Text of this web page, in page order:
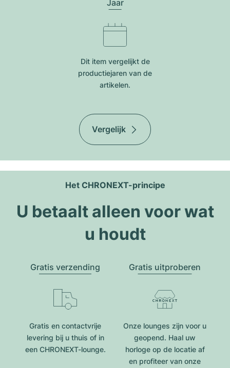
Jaar
Dit item vergelijkt de
productiejar​en van de
artikelen.
Vergelijk
Het CHRONEXT-principe
U betaalt alleen voor wat
u houdt
Gratis verzending
Gratis en contactvrije
levering bij u thuis of in
een CHRONEXT-lounge.
Gratis uitproberen
Onze lounges zijn voor u
geopend. Haal uw
horloge op de locatie af
en profiteer van onze